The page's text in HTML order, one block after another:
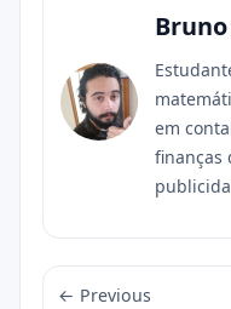
em
finanças
← Previous